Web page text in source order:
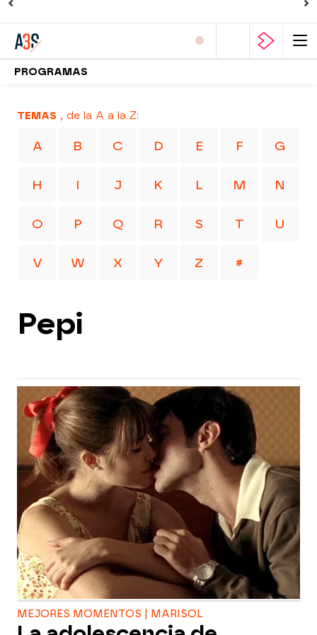
PROGRAMAS
TEMAS , de la A a la Z:
A B C D E F G
H I J K L M N
O P Q R S T U
V W X Y Z #
Pepi
MEJORES MOMENTOS | MARISOL